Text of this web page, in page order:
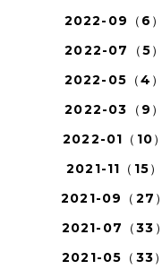
2022-09（6）
2022-07（5）
2022-05（4）
2022-03（9）
2022-01（10）
2021-11（15）
2021-09（27）
2021-07（33）
2021-05（33）